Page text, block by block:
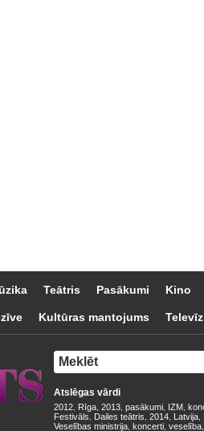
Teātris Pasākumi Kino
Kultūras mantojums
Atslēgas vārdi
2012 Rīga 2013 pasākumi IZM
Festivāls
Dailes teātris 2014 Latvija
Veselības ministrija koncerti veselība